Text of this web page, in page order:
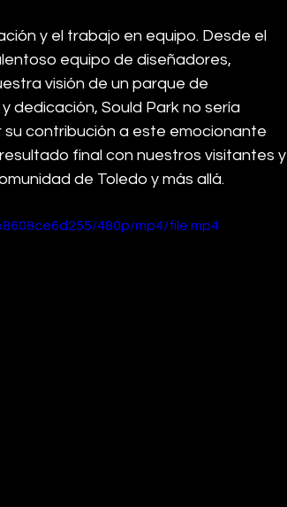
y el trabajo en equipo. Desde el
equipo de diseñadores,
visión de un parque de
dedicación, Sould Park no sería
contribución a este emocionante
final con nuestros visitantes y
de Toledo y más allá.
480p/mp4/file.mp4